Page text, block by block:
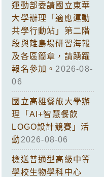
運動部委請國立東華
大學辦理「適應運動
共學行動站」第二階
段與離島場研習海報
及各區簡章，請踴躍
報名參加。 2026-08-
06
國立高雄餐旅大學辦
理「AI+智慧餐飲
LOGO設計競賽」活
動 2026-08-06
檢送普通型高級中等
學校生物學科中心